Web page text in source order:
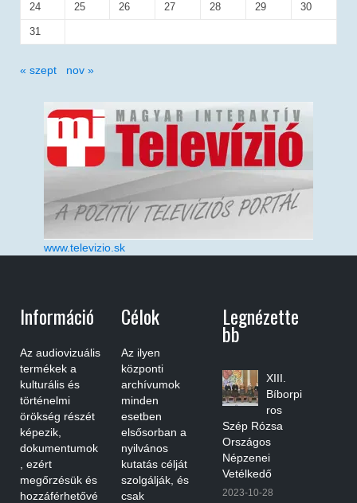
24 25 26 27 28 29 30
31
« szept nov »
www.televizio.sk
Információ
Az audiovizuális
termékek a
kulturális és
történelmi
örökség részét
képezik,
dokumentumok
, ezért
megőrzésük és
hozzáférhetővé
Célok
Az ilyen
központi
archívumok
minden
esetben
elsősorban a
nyilvános
kutatás célját
szolgálják, és
csak
Legnézette
Bb
XIII.
Bíborpi
ros
Szép Rózsa
Országos
Népzenei
Vetélkedő
2023-10-28